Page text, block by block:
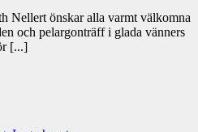
Nellert önskar alla varmt välkomna
och pelargonträff i glada vänners
[...]